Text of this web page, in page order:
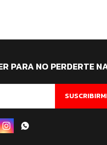
PARA NO PERDERTE
 